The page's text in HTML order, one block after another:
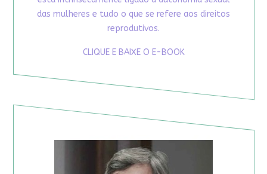
das mulheres e tudo o que se refere aos direitos
reprodutivos.
CLIQUE E BAIXE O E-BOOK